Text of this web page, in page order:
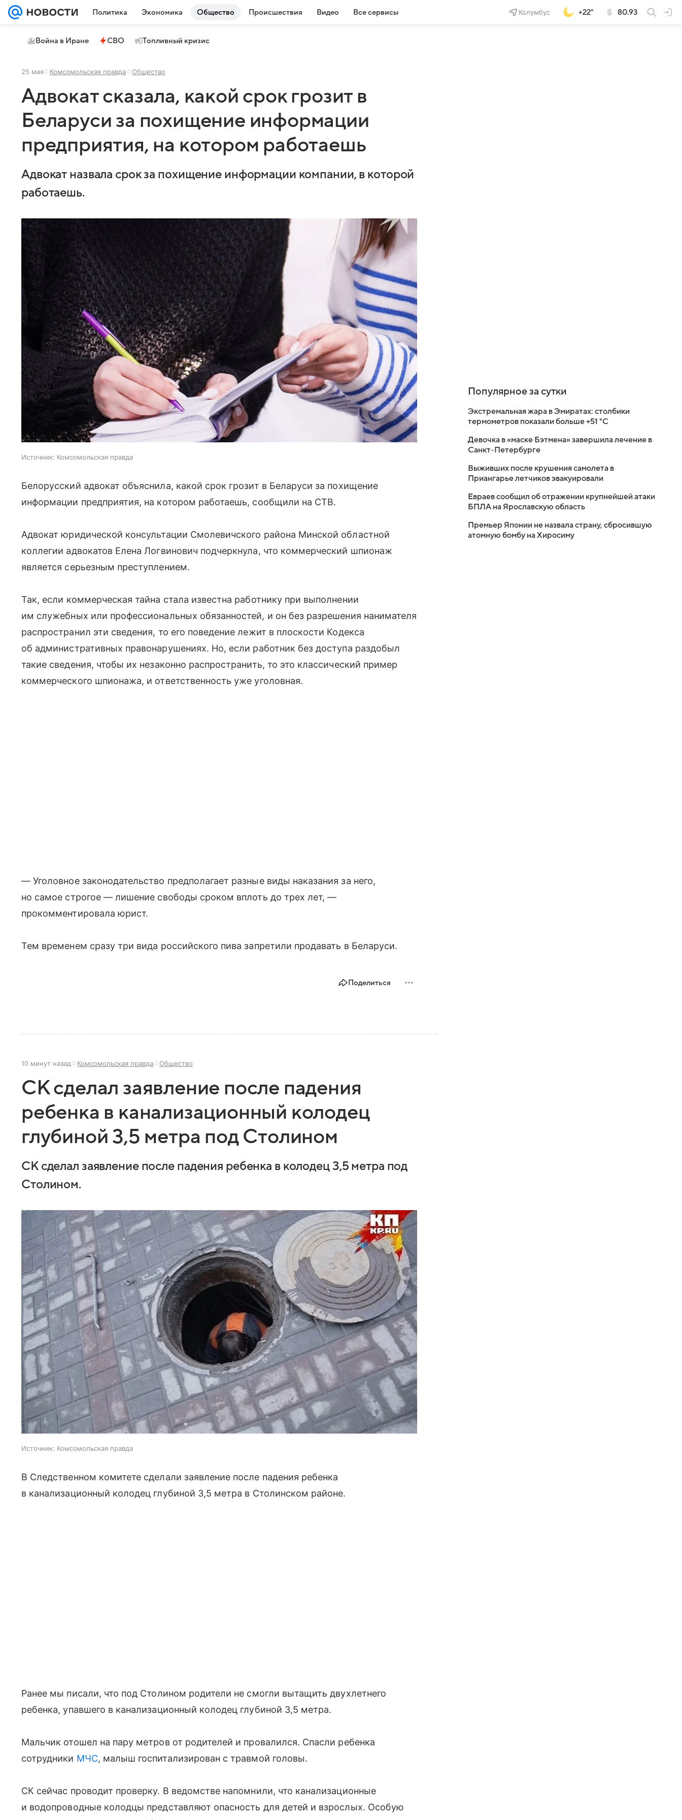
Политика Экономика Общество Происшествия Видео Все сервисы Колумбус +22° 80.93
Война в Иране СВО Топливный кризис
25 мая Комсомольская правда Общество
Адвокат сказала, какой срок грозит в
Беларуси за похищение информации
предприятия, на котором работаешь
Адвокат назвала срок за похищение информации компании, в которой
работаешь.
Источник: Комсомольская правда
Белорусский адвокат объяснила, какой срок грозит в Беларуси за похищение
информации предприятия, на котором работаешь, сообщили на СТВ.
Адвокат юридической консультации Смолевичского района Минской областной
коллегии адвокатов Елена Логвинович подчеркнула, что коммерческий шпионаж
является серьезным преступлением.
Так, если коммерческая тайна стала известна работнику при выполнении
им служебных или профессиональных обязанностей, и он без разрешения нанимателя
распространил эти сведения, то его поведение лежит в плоскости Кодекса
об административных правонарушениях. Но, если работник без доступа раздобыл
такие сведения, чтобы их незаконно распространить, то это классический пример
коммерческого шпионажа, и ответственность уже уголовная.
— Уголовное законодательство предполагает разные виды наказания за него,
но самое строгое — лишение свободы сроком вплоть до трех лет, —
прокомментировала юрист.
Тем временем сразу три вида российского пива запретили продавать в Беларуси.
Поделиться
10 минут назад Комсомольская правда Общество
СК сделал заявление после падения
ребенка в канализационный колодец
глубиной 3,5 метра под Столином
СК сделал заявление после падения ребенка в колодец 3,5 метра под
Столином.
Источник: Комсомольская правда
В Следственном комитете сделали заявление после падения ребенка
в канализационный колодец глубиной 3,5 метра в Столинском районе.
Ранее мы писали, что под Столином родители не смогли вытащить двухлетнего
ребенка, упавшего в канализационный колодец глубиной 3,5 метра.
Мальчик отошел на пару метров от родителей и провалился. Спасли ребенка
сотрудники МЧС, малыш госпитализирован с травмой головы.
СК сейчас проводит проверку. В ведомстве напомнили, что канализационные
и водопроводные колодцы представляют опасность для детей и взрослых. Особую
Популярное за сутки
Экстремальная жара в Эмиратах: столбики
термометров показали больше +51 °C
Девочка в «маске Бэтмена» завершила лечение в
Санкт-Петербурге
Выживших после крушения самолета в
Приангарье летчиков эвакуировали
Евраев сообщил об отражении крупнейшей атаки
БПЛА на Ярославскую область
Премьер Японии не назвала страну, сбросившую
атомную бомбу на Хиросиму